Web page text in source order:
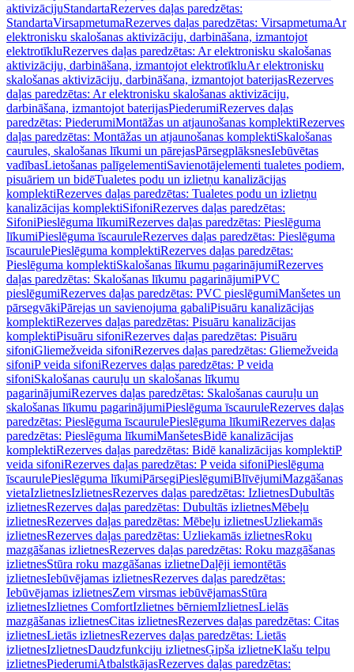
aktivizācijuStandartaRezerves daļas paredzētas:
StandartaVirsapmetumaRezerves daļas paredzētas: VirsapmetumaAr
elektronisku skalošanas aktivizāciju, darbināšana, izmantojot
elektrotīkluRezerves daļas paredzētas: Ar elektronisku skalošanas
aktivizāciju, darbināšana, izmantojot elektrotīkluAr elektronisku
skalošanas aktivizāciju, darbināšana, izmantojot baterijasRezerves
daļas paredzētas: Ar elektronisku skalošanas aktivizāciju,
darbināšana, izmantojot baterijasPiederumiRezerves daļas
paredzētas: PiederumiMontāžas un atjaunošanas komplektiRezerves
daļas paredzētas: Montāžas un atjaunošanas komplektiSkalošanas
caurules, skalošanas līkumi un pārejasPārsegplāksnesIebūvētas
vadībasLietošanas palīgelementiSavienotājelementi tualetes podiem,
pisuāriem un bidēTualetes podu un izlietņu kanalizācijas
komplektiRezerves daļas paredzētas: Tualetes podu un izlietņu
kanalizācijas komplektiSifoniRezerves daļas paredzētas:
SifoniPieslēguma līkumiRezerves daļas paredzētas: Pieslēguma
līkumiPieslēguma īscauruleRezerves daļas paredzētas: Pieslēguma
īscaurulePieslēguma komplektiRezerves daļas paredzētas:
Pieslēguma komplektiSkalošanas līkumu pagarinājumiRezerves
daļas paredzētas: Skalošanas līkumu pagarinājumiPVC
pieslēgumiRezerves daļas paredzētas: PVC pieslēgumiManšetes un
pārsegvākiPārejas un savienojuma gabaliPisuāru kanalizācijas
komplektiRezerves daļas paredzētas: Pisuāru kanalizācijas
komplektiPisuāru sifoniRezerves daļas paredzētas: Pisuāru
sifoniGliemežveida sifoniRezerves daļas paredzētas: Gliemežveida
sifoniP veida sifoniRezerves daļas paredzētas: P veida
sifoniSkalošanas cauruļu un skalošanas līkumu
pagarinājumiRezerves daļas paredzētas: Skalošanas cauruļu un
skalošanas līkumu pagarinājumiPieslēguma īscauruleRezerves daļas
paredzētas: Pieslēguma īscaurulePieslēguma līkumiRezerves daļas
paredzētas: Pieslēguma līkumiManšetesBidē kanalizācijas
komplektiRezerves daļas paredzētas: Bidē kanalizācijas komplektiP
veida sifoniRezerves daļas paredzētas: P veida sifoniPieslēguma
īscaurulePieslēguma līkumiPārsegiPieslēgumiBlīvējumiMazgāšanas
vietaIzlietnesIzlietnesRezerves daļas paredzētas: IzlietnesDubultās
izlietnesRezerves daļas paredzētas: Dubultās izlietnesMēbeļu
izlietnesRezerves daļas paredzētas: Mēbeļu izlietnesUzliekamās
izlietnesRezerves daļas paredzētas: Uzliekamās izlietnesRoku
mazgāšanas izlietnesRezerves daļas paredzētas: Roku mazgāšanas
izlietnesStūra roku mazgāšanas izlietneDaļēji iemontētās
izlietnesIebūvējamas izlietnesRezerves daļas paredzētas:
Iebūvējamas izlietnesZem virsmas iebūvējamasStūra
izlietnesIzlietnes ComfortIzlietnes bērniemIzlietnesLielās
mazgāšanas izlietnesCitas izlietnesRezerves daļas paredzētas: Citas
izlietnesLietās izlietnesRezerves daļas paredzētas: Lietās
izlietnesIzlietnesDaudzfunkciju izlietnesĢipša izlietneKlašu telpu
izlietnesPiederumiAtbalstkājasRezerves daļas paredzētas: